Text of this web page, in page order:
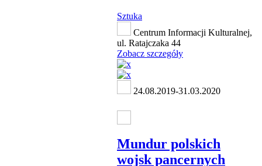
Sztuka
Centrum Informacji Kulturalnej,
ul. Ratajczaka 44
Zobacz szczegóły
24.08.2019-31.03.2020
Mundur polskich
wojsk pancernych